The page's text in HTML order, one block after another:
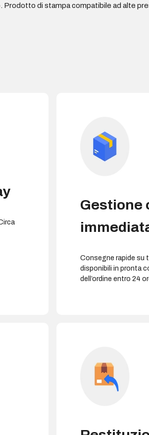
di stampa compatibile ad alte
Gestione
Consegne rapide su
disponibili in pronta
dell’ordine entro 24